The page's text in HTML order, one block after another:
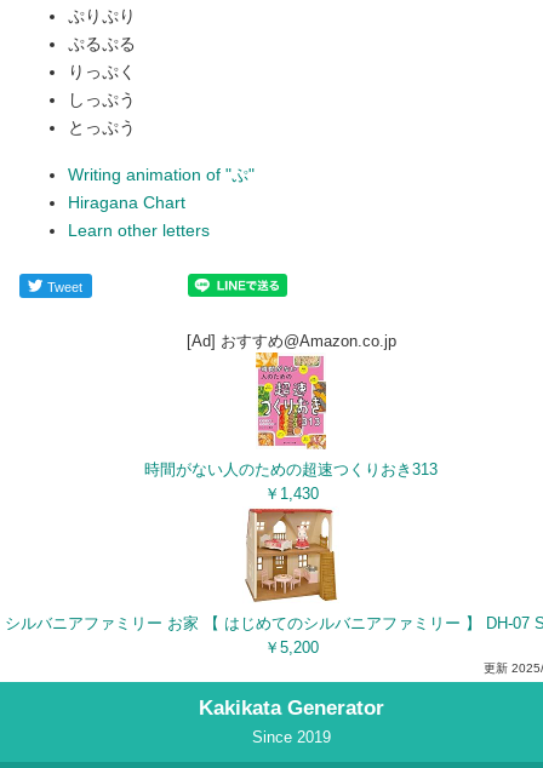
ぷりぷり
ぷるぷる
りっぷく
しっぷう
とっぷう
Writing animation of "ぷ"
Hiragana Chart
Learn other letters
Tweet
[Ad] おすすめ@Amazon.co.jp
時間がない人のための超速つくりおき313
￥1,430
￥5,200
更新
Kakikata Generator
Since 2019